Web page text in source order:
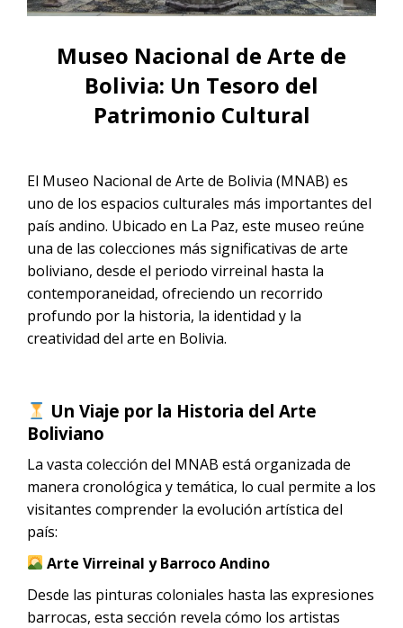
Tour Salar de Uyuni desde La Paz en
Tour Salar de Uyuni 1 día
Noche
Tour Salar de Uyuni desde Sucre en
Vuelo
Tour Salar de Uyuni desde San
Cochabamba en Vuelo | 2D/1N
CONTACTANOS
Museo Nacional de Arte de
Bolivia: Un Tesoro del
Patrimonio Cultural
El Museo Nacional de Arte de Bolivia (MNAB) es
uno de los espacios culturales más importantes del
país andino. Ubicado en La Paz, este museo reúne
una de las colecciones más significativas de arte
boliviano, desde el periodo virreinal hasta la
contemporaneidad, ofreciendo un recorrido
profundo por la historia, la identidad y la
creatividad del arte en Bolivia.
Un Viaje por la Historia del Arte
Boliviano
La vasta colección del MNAB está organizada de
manera cronológica y temática, lo cual permite a los
visitantes comprender la evolución artística del
país:
Arte Virreinal y Barroco Andino
Desde las pinturas coloniales hasta las expresiones
barrocas, esta sección revela cómo los artistas